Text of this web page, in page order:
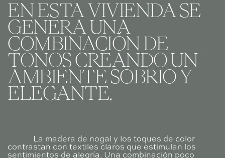
EN ESTA VIVIENDA SE
GENERA UNA
COMBINACIÓNDE
TONOS CREANDOUN
AMBIENTE SOBRIOY
ELEGANTE.
La madera de nogal y los toques de color
contrastan con textiles claros que estimulan los
sentimientos de alegría. Una combinación poco